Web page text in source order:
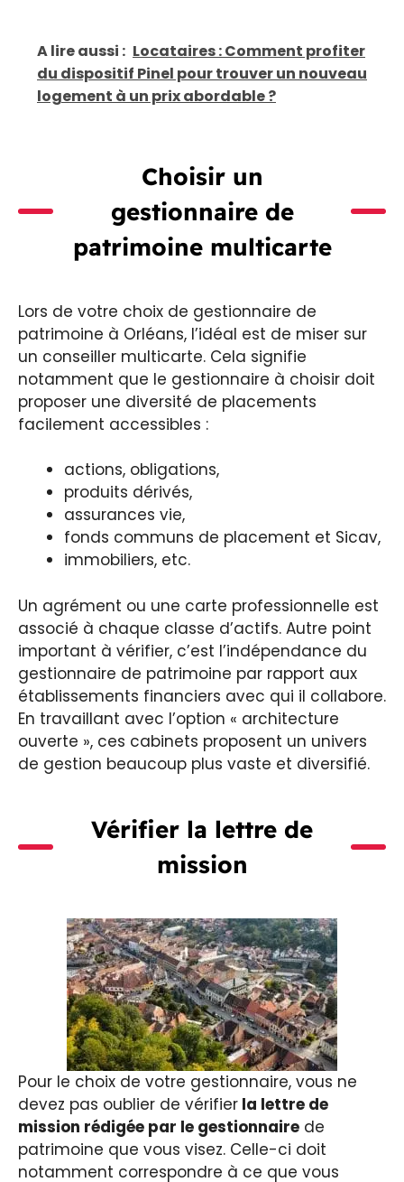
A lire aussi : Locataires : Comment profiter
du dispositif Pinel pour trouver un nouveau
logement à un prix abordable ?
Choisir un
gestionnaire de
patrimoine multicarte
Lors de votre choix de gestionnaire de
patrimoine à Orléans, l’idéal est de miser sur
un conseiller multicarte. Cela signifie
notamment que le gestionnaire à choisir doit
proposer une diversité de placements
facilement accessibles :
actions, obligations,
produits dérivés,
assurances vie,
fonds communs de placement et Sicav,
immobiliers, etc.
Un agrément ou une carte professionnelle est
associé à chaque classe d’actifs. Autre point
important à vérifier, c’est l’indépendance du
gestionnaire de patrimoine par rapport aux
établissements financiers avec qui il collabore.
En travaillant avec l’option « architecture
ouverte », ces cabinets proposent un univers
de gestion beaucoup plus vaste et diversifié.
Vérifier la lettre de
mission
Pour le choix de votre gestionnaire, vous ne
devez pas oublier de vérifier la lettre de
mission rédigée par le gestionnaire de
patrimoine que vous visez. Celle-ci doit
notamment correspondre à ce que vous